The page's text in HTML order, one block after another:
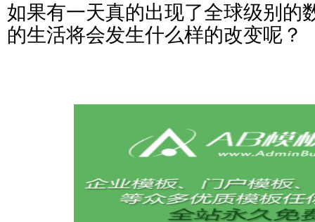
如果有一天真的出现了全球级别的
的生活将会发生什么样的改变呢？